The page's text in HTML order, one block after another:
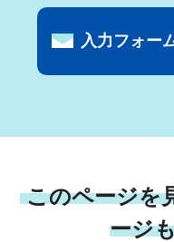
入力フォー
このページを
ージ